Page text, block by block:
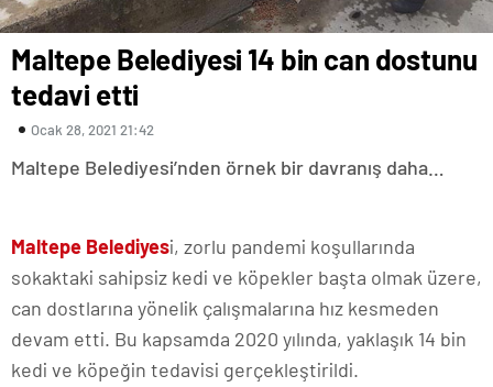
Maltepe Belediyesi 14 bin can dostunu
tedavi etti
Ocak 28, 2021 21:42
Maltepe Belediyesi’nden örnek bir davranış daha…
Maltepe Belediyesi, zorlu pandemi koşullarında
sokaktaki sahipsiz kedi ve köpekler başta olmak üzere,
can dostlarına yönelik çalışmalarına hız kesmeden
devam etti. Bu kapsamda 2020 yılında, yaklaşık 14 bin
kedi ve köpeğin tedavisi gerçekleştirildi.